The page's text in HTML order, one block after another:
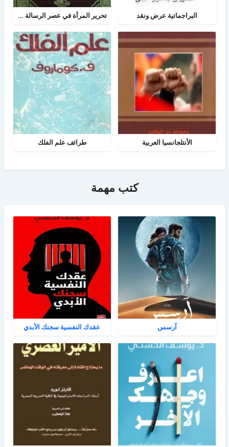
البراجماتية عرض ونقد تحرير المرأة في عصر الرسالة جــ 2
الأنتلجانسيا العربية طرائف علم الفلك
كتب مهمة
آرسس عقدك النفسية سجنك الأبدي